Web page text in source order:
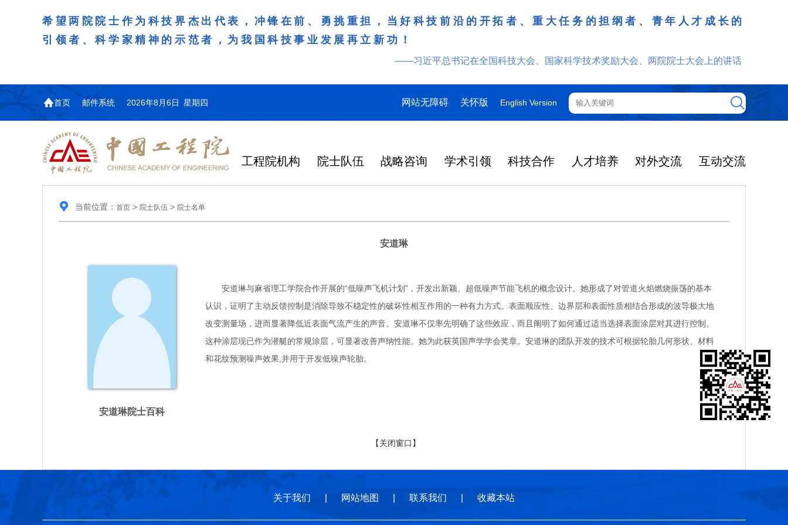
希望两院院士作为科技界杰出代表，冲锋在前、勇挑重担，当好科技前沿的开拓者、重大任务的担纲者、青年人才成长的
引领者、科学家精神的示范者，为我国科技事业发展再立新功！
——习近平总书记在全国科技大会、国家科学技术奖励大会、两院院士大会上的讲话
首页 邮件系统 2026年8月6日 星期四 网站无障碍 关怀版 English Version
工程院机构 院士队伍 战略咨询 学术引领 科技合作 人才培养 对外交流 互动交流
当前位置： 首页> 院士队伍 > 院士名单
安道琳
安道琳院士百科
安道琳与麻省理工学院合作开展的“低噪声飞机计划”，开发出新颖、超低噪声节能飞机的概念设计。她形成了对管道火焰燃烧振荡的基本
认识，证明了主动反馈控制是消除导致不稳定性的破坏性相互作用的一种有力方式。表面顺应性、边界层和表面性质相结合形成的波导极大地
改变测量场，进而显著降低近表面气流产生的声音。安道琳不仅率先明确了这些效应，而且阐明了如何通过适当选择表面涂层对其进行控制。
这种涂层现已作为潜艇的常规涂层，可显著改善声纳性能。她为此获英国声学学会奖章。安道琳的团队开发的技术可根据轮胎几何形状、材料
和花纹预测噪声效果,并用于开发低噪声轮胎。
【关闭窗口】
关于我们 网站地图 联系我们 收藏本站